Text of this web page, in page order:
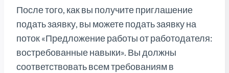
После того, как вы получите приглашение
подать заявку, вы можете подать заявку на
поток «Предложение работы от работодателя:
востребованные навыки». Вы должны
соответствовать всем требованиям в